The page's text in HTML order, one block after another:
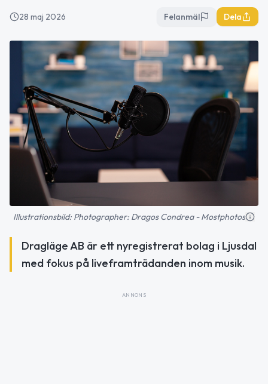
28 maj 2026 Felanmäl Dela
Illustrationsbild: Photographer: Dragos Condrea - Mostphotos
Dragläge AB är ett nyregistrerat bolag i Ljusdal
med fokus på liveframträdanden inom musik.
ANNONS